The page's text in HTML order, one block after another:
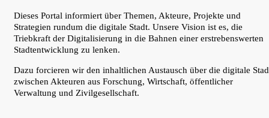
Dieses Portal informiert über Themen, Akteure, Projekte und
Strategien rundum die digitale Stadt. Unsere Vision ist es, die
Triebkraft der Digitalisierung in die Bahnen einer erstrebenswerten
Stadtentwicklung zu lenken.
Dazu forcieren wir den inhaltlichen Austausch über die digitale
zwischen Akteuren aus Forschung, Wirtschaft, öffentlicher
Verwaltung und Zivilgesellschaft.